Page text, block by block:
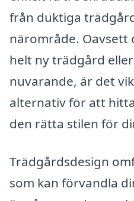
från duktiga
närområde. Oavsett
helt ny trädgård
nuvarande, är det
alternativ för att
den rätta stilen för
Trädgårdsdesign
som kan förvandla